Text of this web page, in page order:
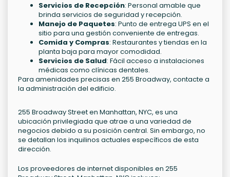
Servicios de Recepción: Personal amable que
brinda servicios de seguridad y recepción.
Manejo de Paquetes: Punto de entrega UPS en el
sitio para una gestión conveniente de entregas.
Comida y Compras: Restaurantes y tiendas en la
planta baja para mayor comodidad.
Servicios de Salud: Fácil acceso a instalaciones
médicas como clínicas dentales.
Para amenidades precisas en 255 Broadway, contacte a
la administración del edificio.
255 Broadway Street en Manhattan, NYC, es una
ubicación privilegiada que atrae a una variedad de
negocios debido a su posición central. Sin embargo, no
se detallan los inquilinos actuales específicos de esta
dirección.
Los proveedores de internet disponibles en 255